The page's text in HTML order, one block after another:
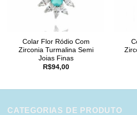
Colar Flor Ródio Com
Zirconia Turmalina Semi
Joias Finas
R$94,00
CATEGORIAS DE PRODUTO